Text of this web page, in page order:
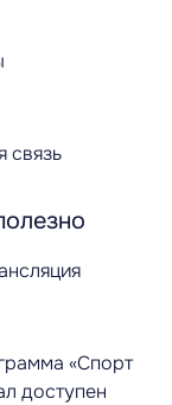
связь
«Спорт
доступен